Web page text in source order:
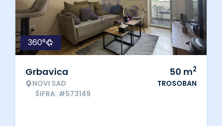
360°
Grbavica
NOVI SAD
ŠIFRA: #573149
50 m2
TROSOBAN